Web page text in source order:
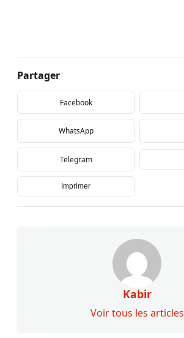
Partager
Facebook
WhatsApp
Telegram
Imprimer
Kabir
Voir tous les articles